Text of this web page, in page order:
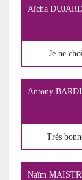
Aïcha
Je ne
Antony
Trés
Naïm